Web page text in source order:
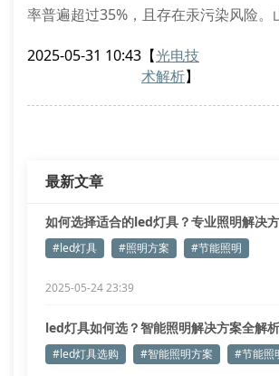
率普遍超过35%，且存在汞污染风险。
组，可将光通量维持率提升至95%以上
ip防护系数需达65级以上
抗震性能需通过m
2025-05-31 10:43 【光电技
术解析】
最新文章
如何选择适合的led灯具？专业照明解决
#led灯具 #照明方案 #节能照明
2025-05-24 23:39
led灯具如何选？智能照明解决方案全解析
#led灯具选购 #智能照明方案 #节能照